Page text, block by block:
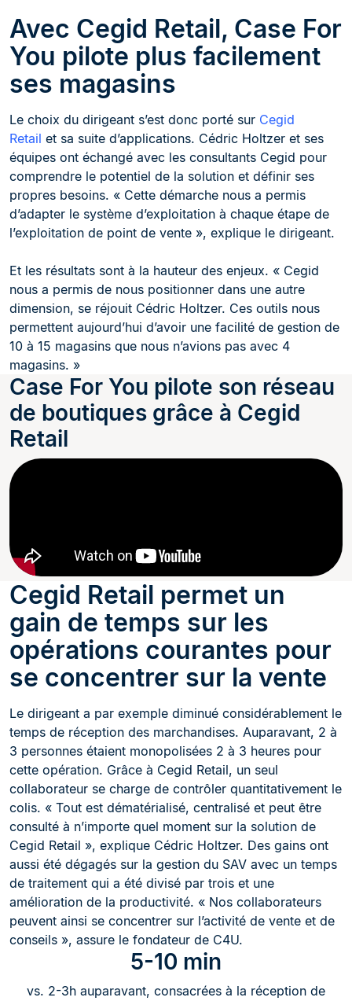
Avec Cegid Retail, Case For
You pilote plus facilement
ses magasins
Le choix du dirigeant s’est donc porté sur Cegid
Retail et sa suite d’applications. Cédric Holtzer et ses
équipes ont échangé avec les consultants Cegid pour
comprendre le potentiel de la solution et définir ses
propres besoins. « Cette démarche nous a permis
d’adapter le système d’exploitation à chaque étape de
l’exploitation de point de vente », explique le dirigeant.
Et les résultats sont à la hauteur des enjeux. « Cegid
nous a permis de nous positionner dans une autre
dimension, se réjouit Cédric Holtzer. Ces outils nous
permettent aujourd’hui d’avoir une facilité de gestion de
10 à 15 magasins que nous n’avions pas avec 4
magasins. »
Case For You pilote son réseau
de boutiques grâce à Cegid
Retail
Cegid Retail permet un
gain de temps sur les
opérations courantes pour
se concentrer sur la vente
Le dirigeant a par exemple diminué considérablement le
temps de réception des marchandises. Auparavant, 2 à
3 personnes étaient monopolisées 2 à 3 heures pour
cette opération. Grâce à Cegid Retail, un seul
collaborateur se charge de contrôler quantitativement le
colis. « Tout est dématérialisé, centralisé et peut être
consulté à n’importe quel moment sur la solution de
Cegid Retail », explique Cédric Holtzer. Des gains ont
aussi été dégagés sur la gestion du SAV avec un temps
de traitement qui a été divisé par trois et une
amélioration de la productivité. « Nos collaborateurs
peuvent ainsi se concentrer sur l’activité de vente et de
conseils », assure le fondateur de C4U.
5-10 min
vs. 2-3h auparavant, consacrées à la réception de